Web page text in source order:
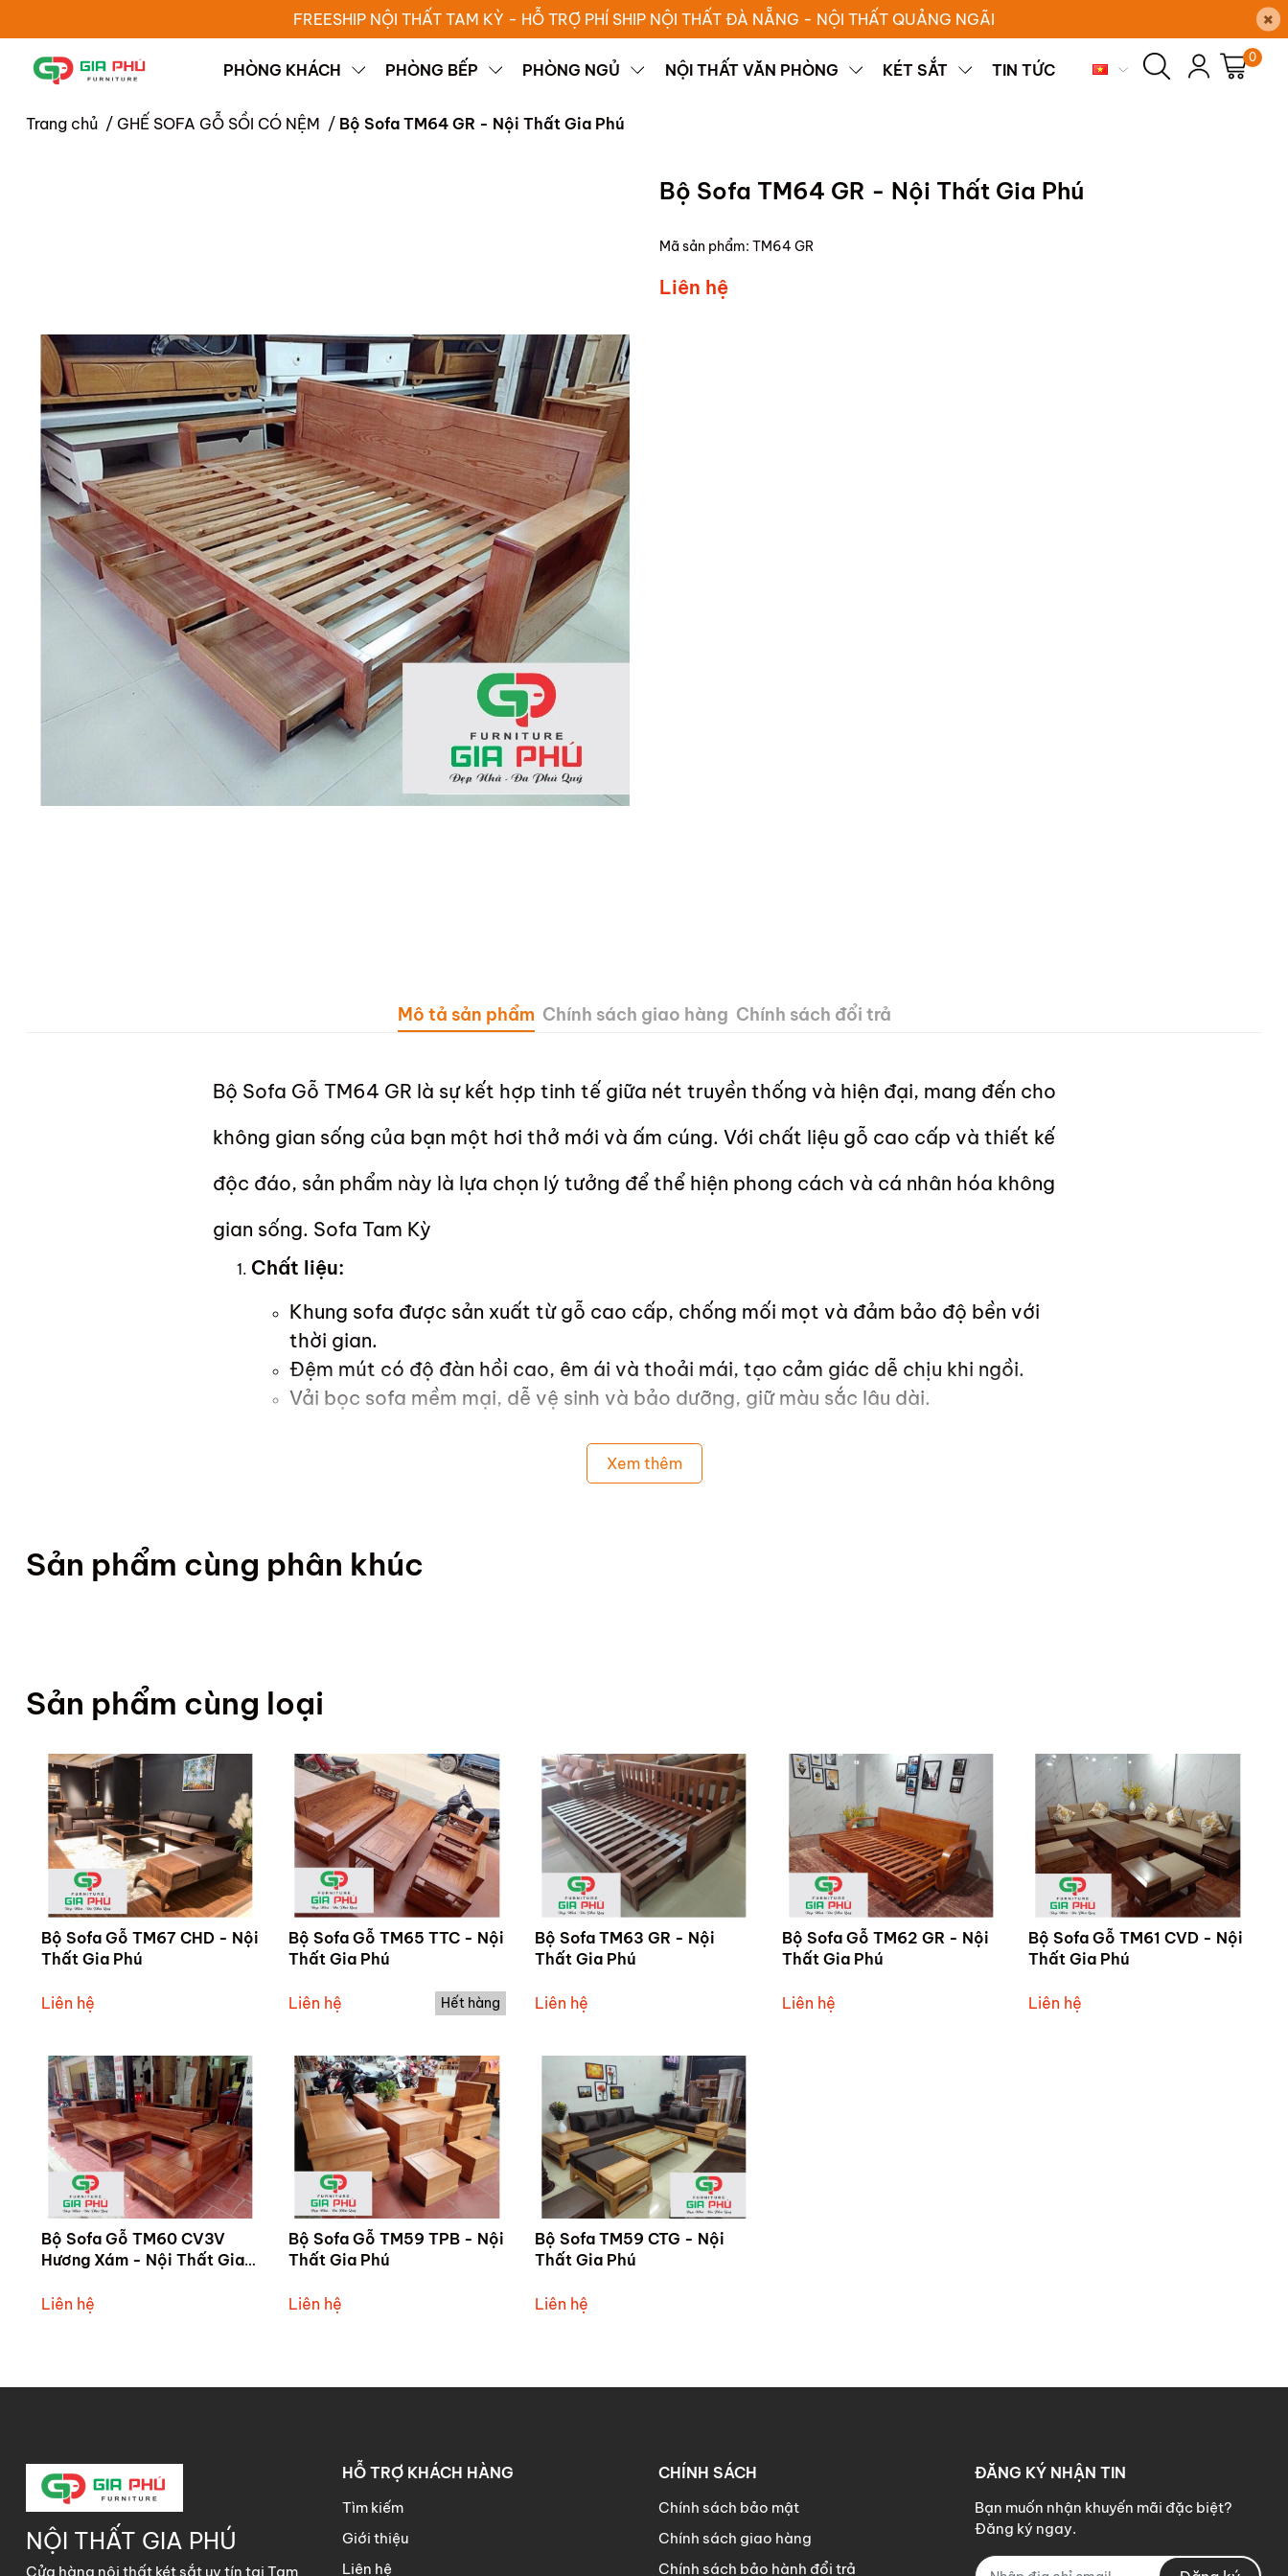
FREESHIP NỘI THẤT TAM KỲ - HỖ TRỢ PHÍ SHIP NỘI THẤT ĐÀ NẴNG - NỘI THẤT QUẢNG NGÃI ×
PHÒNG KHÁCH PHÒNG BẾP PHÒNG NGỦ NỘI THẤT VĂN PHÒNG KÉT SẮT TIN TỨC
0
Trang chủ / GHẾ SOFA GỖ SỒI CÓ NỆM / Bộ Sofa TM64 GR - Nội Thất Gia Phú
Bộ Sofa TM64 GR - Nội Thất Gia Phú
Mã sản phẩm: TM64 GR
Liên hệ
Mô tả sản phẩm Chính sách giao hàng Chính sách đổi trả
Bộ Sofa Gỗ TM64 GR là sự kết hợp tinh tế giữa nét truyền thống và hiện đại, mang đến cho
không gian sống của bạn một hơi thở mới và ấm cúng. Với chất liệu gỗ cao cấp và thiết kế
độc đáo, sản phẩm này là lựa chọn lý tưởng để thể hiện phong cách và cá nhân hóa không
gian sống. Sofa Tam Kỳ
Chất liệu:
Khung sofa được sản xuất từ gỗ cao cấp, chống mối mọt và đảm bảo độ bền với
thời gian.
Đệm mút có độ đàn hồi cao, êm ái và thoải mái, tạo cảm giác dễ chịu khi ngồi.
Vải bọc sofa mềm mại, dễ vệ sinh và bảo dưỡng, giữ màu sắc lâu dài.
Xem thêm
Sản phẩm cùng phân khúc
Sản phẩm cùng loại
Bộ Sofa Gỗ TM67 CHD - Nội
Thất Gia Phú
Liên hệ
Bộ Sofa Gỗ TM65 TTC - Nội
Thất Gia Phú
Liên hệ Hết hàng
Bộ Sofa TM63 GR - Nội
Thất Gia Phú
Liên hệ
Bộ Sofa Gỗ TM62 GR - Nội
Thất Gia Phú
Liên hệ
Bộ Sofa Gỗ TM61 CVD - Nội
Thất Gia Phú
Liên hệ
Bộ Sofa Gỗ TM60 CV3V
Hương Xám - Nội Thất Gia
Liên hệ
Bộ Sofa Gỗ TM59 TPB - Nội
Thất Gia Phú
Liên hệ
Bộ Sofa TM59 CTG - Nội
Thất Gia Phú
Liên hệ
NỘI THẤT GIA PHÚ
Cửa hàng nội thất két sắt uy tín tại Tam
HỖ TRỢ KHÁCH HÀNG
Tìm kiếm
Giới thiệu
Liên hệ
CHÍNH SÁCH
Chính sách bảo mật
Chính sách giao hàng
Chính sách bảo hành đổi trả
ĐĂNG KÝ NHẬN TIN
Bạn muốn nhận khuyến mãi đặc biệt?
Đăng ký ngay.